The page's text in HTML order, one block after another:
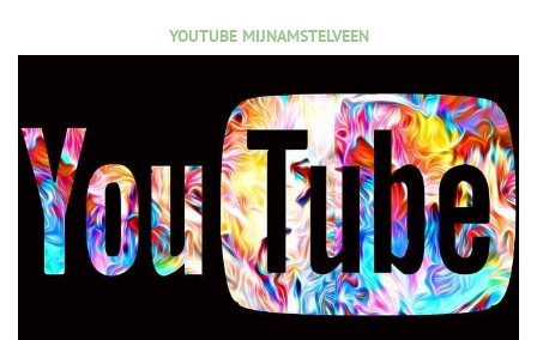
YOUTUBE MIJNAMSTELVEEN